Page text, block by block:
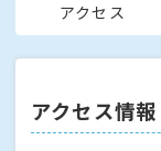
アクセス
アクセス情報